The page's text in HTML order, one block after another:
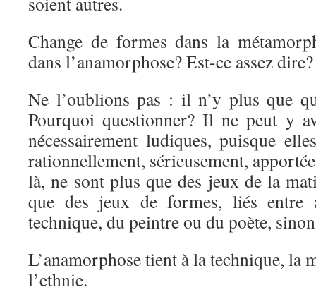
Change de formes dans la
dans l’anamorphose? Est-ce assez dire?
Ne l’oublions pas : il n’y plus que
Pourquoi questionner? Il ne peut y
nécessairement ludiques, puisque
rationnellement, sérieusement,
là, ne sont plus que des jeux de la
que des jeux de formes, liés entre
technique, du peintre ou du poète,
L’anamorphose tient à la technique, la
l’ethnie.